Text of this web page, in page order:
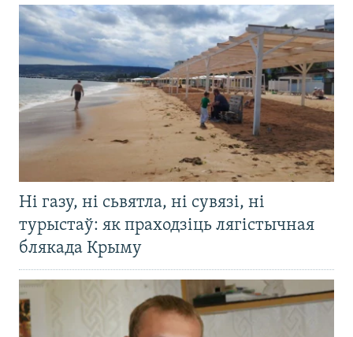
Ні газу, ні сьвятла, ні сувязі, ні
турыстаў: як праходзіць лягістычная
блякада Крыму